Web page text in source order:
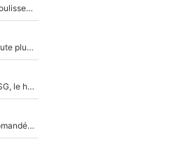
Le PSG comme seule option après Barcelone ? Les coulisses de la signature historique de Lionel Messi sont révélées au grand jour !
«Le budget a augmenté» : Decathlon-CMA CGM recrute plusieurs coureurs pour offrir à Paul Seixas une équipe pour gagner le Tour de France 2027
«Le suicide de Ferran Torres» : En partance pour le PSG, le héros de la finale de la Coupe du monde s'attire les foudres de la presse espagnole !
Antoine Griezmann et N'Golo Kanté : Comme Yan Diomandé, les deux champions du monde ont refusé de signer au PSG !